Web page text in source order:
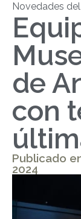
Novedades
de
con
Publicado
2024